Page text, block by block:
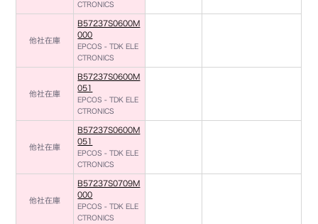
CTRONICS
他社在庫
B57237S0600M
000
EPCOS - TDK ELE
CTRONICS
他社在庫
B57237S0600M
051
EPCOS - TDK ELE
CTRONICS
他社在庫
B57237S0600M
051
EPCOS - TDK ELE
CTRONICS
他社在庫
B57237S0709M
000
EPCOS - TDK ELE
CTRONICS